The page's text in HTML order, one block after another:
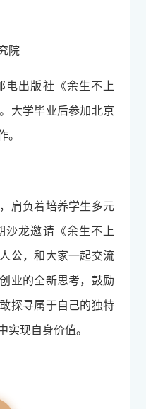
院
电出版社《余生不上
大学毕业后参加北京
。
肩负着培养学生多元
沙龙邀请《余生不上
公，和大家一起交流
业的全新思考，鼓励
探寻属于自己的独特
实现自身价值。